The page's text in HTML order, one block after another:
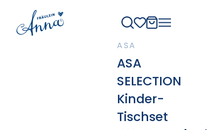
ASA
ASA
SELECTION
Kinder-
Tischset